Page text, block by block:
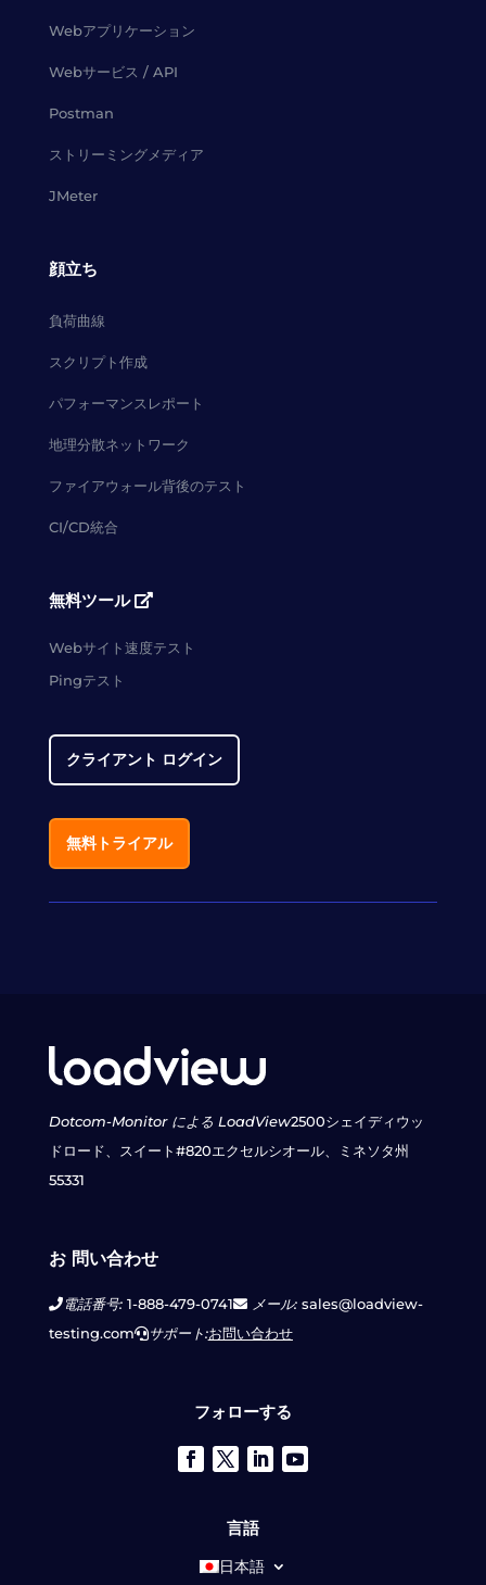
Webアプリケーション
Webサービス / API
Postman
ストリーミングメディア
JMeter
顔立ち
負荷曲線
スクリプト作成
パフォーマンスレポート
地理分散ネットワーク
ファイアウォール背後のテスト
CI/CD統合
無料ツール
Webサイト速度テスト
Pingテスト
クライアント ログイン
無料トライアル
Dotcom-Monitor による LoadView2500シェイディウッ
ドロード、スイート#820エクセルシオール、ミネソタ州
55331
お 問い合わせ
電話番号:1-888-479-0741 メール:sales@loadview-
testing.com
サポート:お問い合わせ
フォローする
言語
日本語